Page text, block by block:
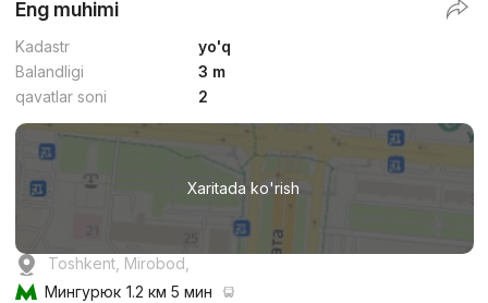
Eng muhimi
Kadastr
yo'q
Balandligi
3 m
qavatlar soni
2
Xaritada ko'rish
Toshkent, Mirobod,
Мингурюк 1.2 км 5 мин